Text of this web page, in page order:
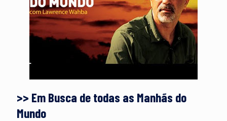
>> Em Busca de todas as Manhãs do
Mundo